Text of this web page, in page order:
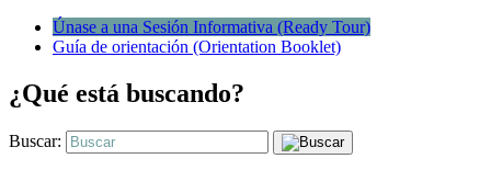
Únase a una Sesión Informativa (Ready Tour)
Guía de orientación (Orientation Booklet)
¿Qué está buscando?
Buscar: